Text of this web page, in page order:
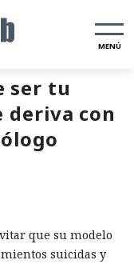
MENÚ
ser tu
con
que su modelo
suicidas y